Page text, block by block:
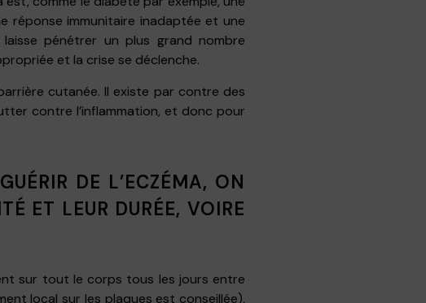
réponse immunitaire inadaptée et une
pénétrer un plus grand nombre
et la crise se déclenche.
cutanée. Il existe par contre des
contre l’inflammation, et donc pour
DE L’ECZÉMA, ON
ET LEUR DURÉE, VOIRE
sur tout le corps tous les jours entre
local sur les plaques est conseillée),